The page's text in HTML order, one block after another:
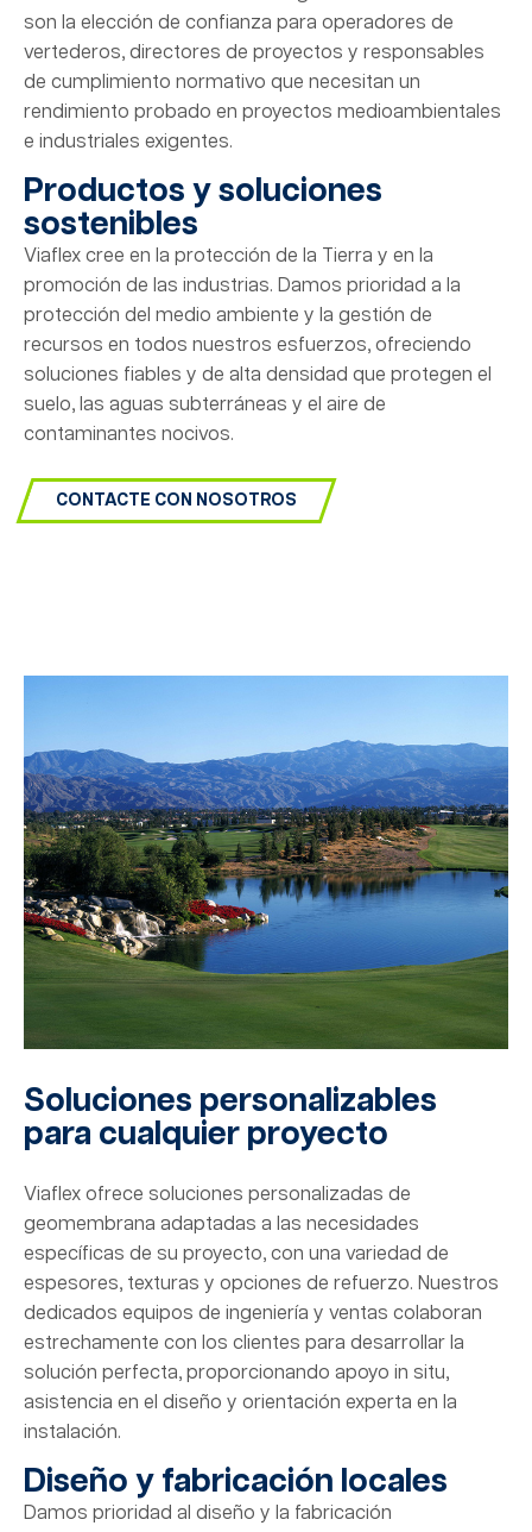
son la elección de confianza para operadores de
vertederos, directores de proyectos y responsables
de cumplimiento normativo que necesitan un
rendimiento probado en proyectos medioambientales
e industriales exigentes.
Productos y soluciones
sostenibles
Viaflex cree en la protección de la Tierra y en la
promoción de las industrias. Damos prioridad a la
protección del medio ambiente y la gestión de
recursos en todos nuestros esfuerzos, ofreciendo
soluciones fiables y de alta densidad que protegen el
suelo, las aguas subterráneas y el aire de
contaminantes nocivos.
CONTACTE CON NOSOTROS
Soluciones personalizables
para cualquier proyecto
Viaflex ofrece soluciones personalizadas de
geomembrana adaptadas a las necesidades
específicas de su proyecto, con una variedad de
espesores, texturas y opciones de refuerzo. Nuestros
dedicados equipos de ingeniería y ventas colaboran
estrechamente con los clientes para desarrollar la
solución perfecta, proporcionando apoyo in situ,
asistencia en el diseño y orientación experta en la
instalación.
Diseño y fabricación locales
Damos prioridad al diseño y la fabricación